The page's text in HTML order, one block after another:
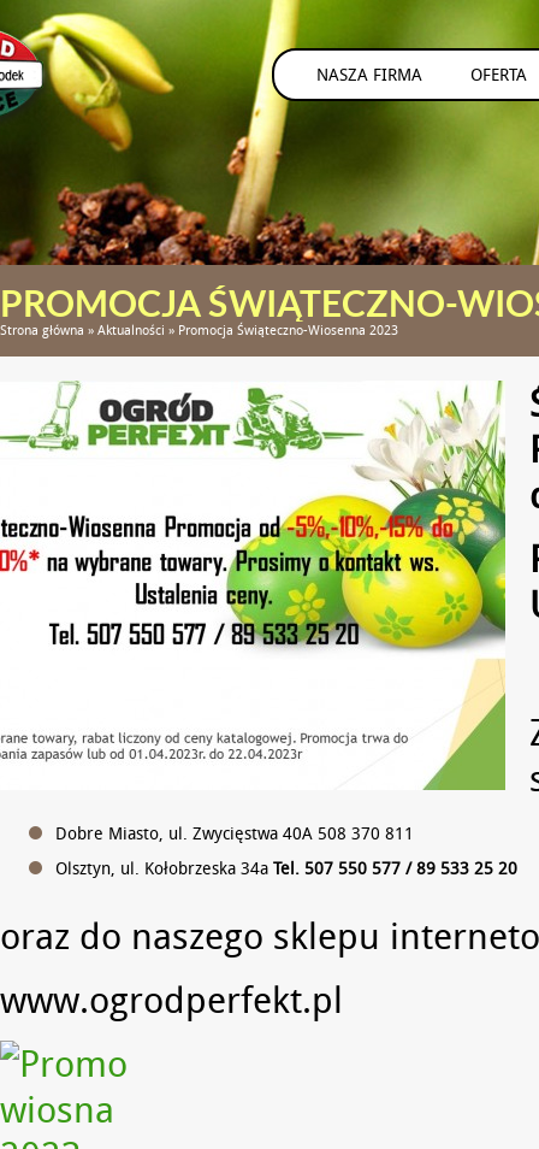
NASZA FIRMA OFERTA
PROMOCJA ŚWIĄTECZNO-
Strona główna » Aktualności » Promocja Świąteczno-Wiosenna 2023
Dobre Miasto, ul. Zwycięstwa 40A 508 370 811
Olsztyn, ul. Kołobrzeska 34a Tel. 507 550 577 / 89 533 25 20
oraz do naszego sklepu
www.ogrodperfekt.pl